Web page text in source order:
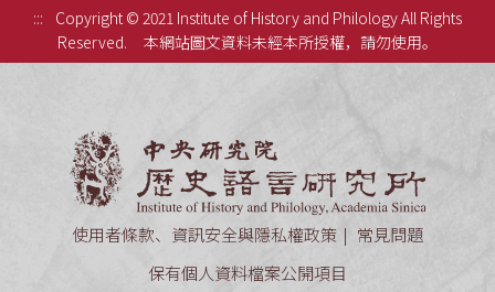
:::
Copyright © 2021 Institute of History and Philology All Rights
Reserved.
本網站圖文資料未經本所授權，請勿使用。
使用者條款、資訊安全與隱私權政策
常見問題
保有個人資料檔案公開項目